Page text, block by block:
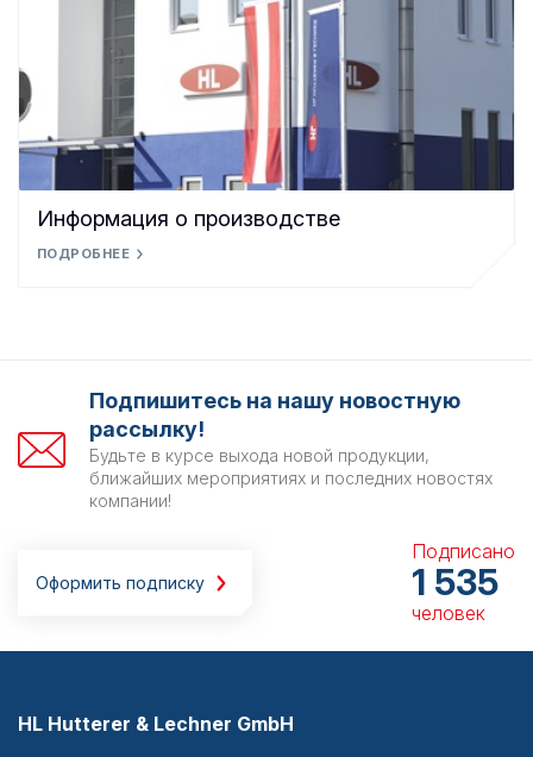
Информация о производстве
ПОДРОБНЕЕ
Подпишитесь на нашу новостную
рассылку!
Будьте в курсе выхода новой продукции,
ближайших мероприятиях и последних новостях
компании!
Оформить подписку
Подписано
1 535
человек
HL Hutterer & Lechner GmbH